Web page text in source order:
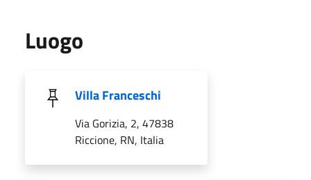
Luogo
Villa Franceschi
Via Gorizia, 2, 47838
Riccione, RN, Italia